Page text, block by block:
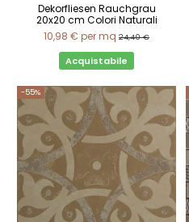
Dekorfliesen Rauchgrau
20x20 cm Colori Naturali
10,98 € per mq 24,40 €
Acquistabile
-55%